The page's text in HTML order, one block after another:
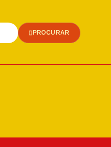
PROCURAR